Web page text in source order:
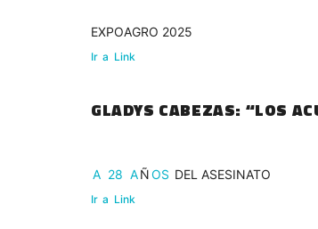
EXPOAGRO 2025
Ir a Link
GLADYS CABEZAS: “LOS
A 28 AÑOS DEL ASESINATO
Ir a Link